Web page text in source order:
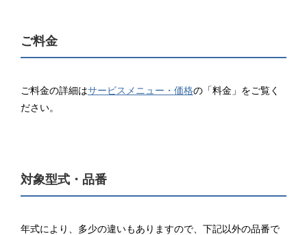
ご料金
ご料金の詳細はサービスメニュー・価格の「料金」をご覧く
ださい。
対象型式・品番
年式により、多少の違いもありますので、下記以外の品番で